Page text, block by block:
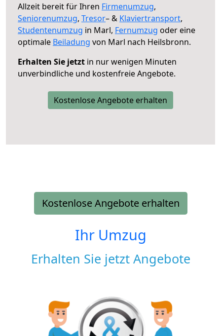
Allzeit bereit für Ihren Firmenumzug,
Seniorenumzug, Tresor– & Klaviertransport,
Studentenumzug in Marl, Fernumzug oder eine
optimale Beiladung von Marl nach Heilsbronn.
Erhalten Sie jetzt in nur wenigen Minuten
unverbindliche und kostenfreie Angebote.
Kostenlose Angebote erhalten
Kostenlose Angebote erhalten
Ihr Umzug
Erhalten Sie jetzt Angebote